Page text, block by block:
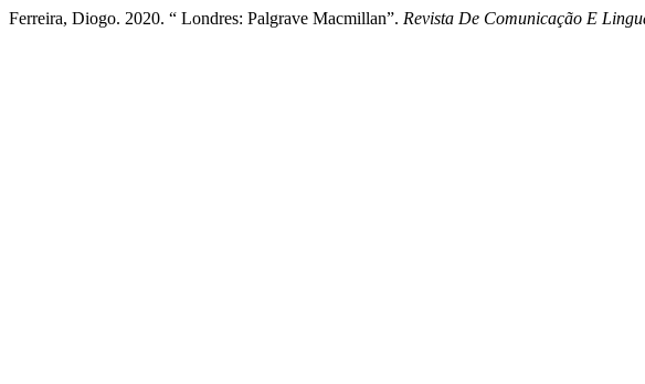
Ferreira, Diogo. 2020. “ Londres: Palgrave Macmillan”. Revista De Comunicação E